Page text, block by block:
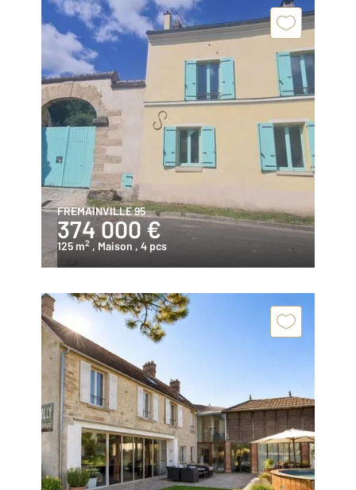
FREMAINVILLE 95
374 000 €
125 m2 , Maison , 4 pcs